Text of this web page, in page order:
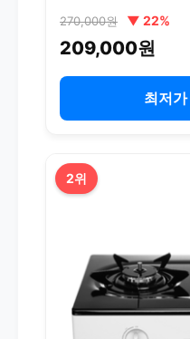
270,000원 ▼ 22%
209,000원
최저
2위